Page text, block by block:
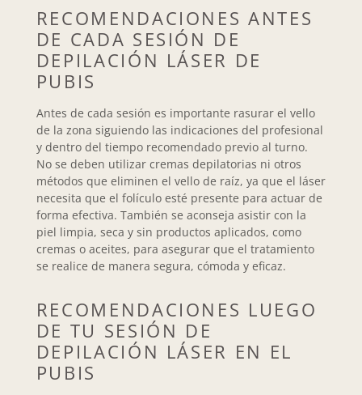
RECOMENDACIONES ANTES
DE CADA SESIÓN DE
DEPILACIÓN LÁSER DE
PUBIS
Antes de cada sesión es importante rasurar el vello
de la zona siguiendo las indicaciones del profesional
y dentro del tiempo recomendado previo al turno.
No se deben utilizar cremas depilatorias ni otros
métodos que eliminen el vello de raíz, ya que el láser
necesita que el folículo esté presente para actuar de
forma efectiva. También se aconseja asistir con la
piel limpia, seca y sin productos aplicados, como
cremas o aceites, para asegurar que el tratamiento
se realice de manera segura, cómoda y eficaz.
RECOMENDACIONES LUEGO
DE TU SESIÓN DE
DEPILACIÓN LÁSER EN EL
PUBIS